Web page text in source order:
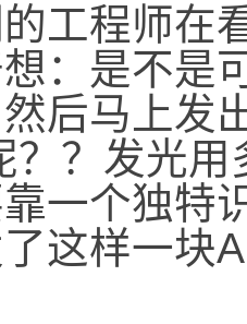
工程师在
：是不是
后马上发
？？发光
一个独特
这样一块